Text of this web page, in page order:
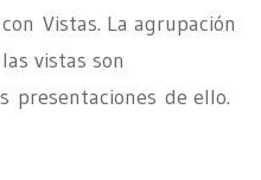
con Vistas. La agrupación
vistas son
presentaciones de ello.